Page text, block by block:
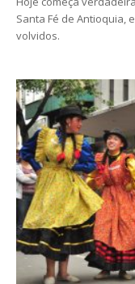
Santa Fé de
volvidos.